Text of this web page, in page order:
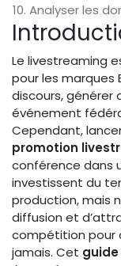
10. Analyser les
Le livestreaming
pour les marques
discours, générer
événement
Cependant,
promotion
conférence dans
investissent du
production, mais
diffusion et
compétition pour
jamais. Cet